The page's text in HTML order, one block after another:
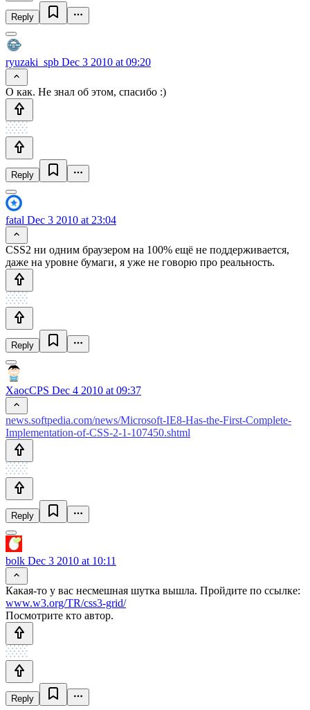
Reply
ryuzaki_spb Dec 3 2010 at 09:20
О как. Не знал об этом, спасибо :)
Reply
fatal Dec 3 2010 at 23:04
CSS2 ни одним браузером на 100% ещё не поддерживается,
даже на уровне бумаги, я уже не говорю про реальность.
Reply
XaocCPS Dec 4 2010 at 09:37
news.softpedia.com/news/Microsoft-IE8-Has-the-First-Complete-
Implementation-of-CSS-2-1-107450.shtml
Reply
bolk Dec 3 2010 at 10:11
Какая-то у вас несмешная шутка вышла. Пройдите по ссылке:
www.w3.org/TR/css3-grid/
Посмотрите кто автор.
Reply